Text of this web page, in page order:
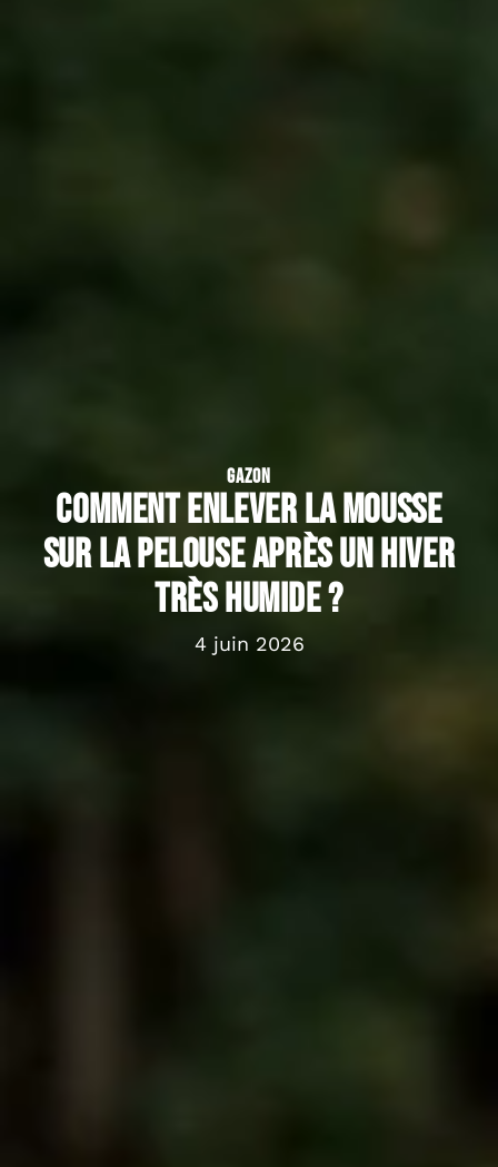
GAZON
Comment enlever la mousse
sur la pelouse après un hiver
très humide ?
4 juin 2026